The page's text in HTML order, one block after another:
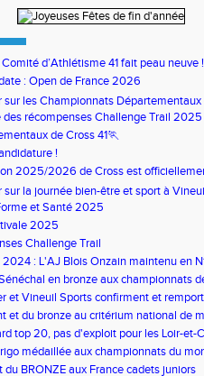
d’Athlétisme 41 fait peau neuve !
: Open de France 2026
sur les Championnats
des récompenses Challenge Trail 2025
de Cross 41🏃
!
2025/2026 de Cross est
sur la journée bien-être et sport à
et Santé 2025
2025
Challenge Trail
2024 : L'AJ Blois Onzain maintenu en
en N2Ben bronze aux championnats
et Vineuil Sports confirment et
et du bronze au critérium national de
top 20, pas d'exploit pour les Loir-et-
médaillée aux championnats du
du BRONZE aux France cadets juniors